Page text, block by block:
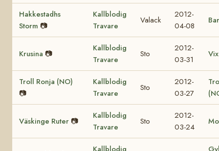
Hakkestadhs
Storm 📷
Kallblodig
Travare
Valack
2012-
04-08
Krusina 📷
Kallblodig
Travare
Sto
2012-
03-31
Troll Ronja (NO)
📷
Kallblodig
Travare
Sto
2012-
03-27
Väskinge Ruter 📷
Kallblodig
Travare
Sto
2012-
03-24